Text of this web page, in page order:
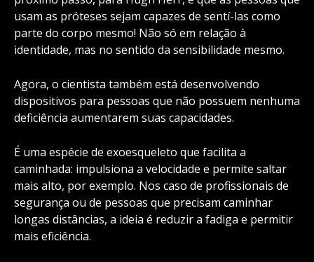
usam as próteses sejam capazes de sentí-las como
parte do corpo mesmo! Não só em relação à
identidade, mas no sentido da sensibilidade mesmo.
Agora, o cientista também está desenvolvendo
dispositivos para pessoas que não possuem nenhuma
deficiência aumentarem suas capacidades.
É uma espécie de exoesqueleto que facilita a
caminhada: impulsiona a velocidade e permite saltar
mais alto, por exemplo. Nos caso de profissionais de
segurança ou de pessoas que precisam caminhar
longas distâncias, a ideia é reduzir a fadiga e permitir
mais eficiência.